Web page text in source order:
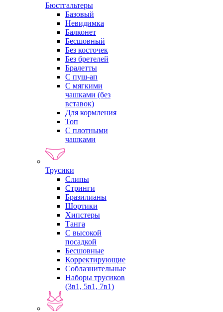
Бюстгальтеры
Базовый
Невидимка
Балконет
Бесшовный
Без косточек
Без бретелей
Бралетты
С пуш-ап
С мягкими
чашками (без
вставок)
Для кормления
Топ
С плотными
чашками
Трусики
Слипы
Стринги
Бразилианы
Шортики
Хипстеры
Танга
С высокой
посадкой
Бесшовные
Корректирующие
Соблазнительные
Наборы трусиков
(3в1, 5в1, 7в1)